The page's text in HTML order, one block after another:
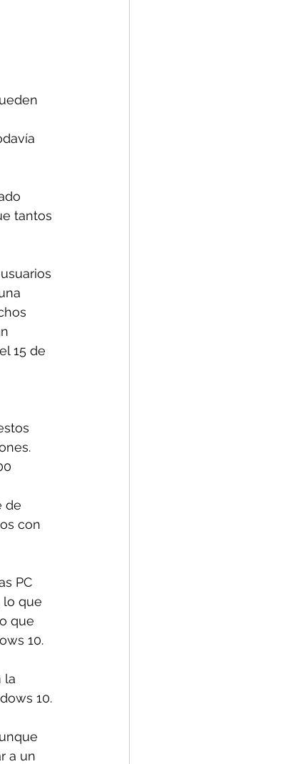
tantos
15 de
de
con
PC
lo que
que
10.
la
10.
a un